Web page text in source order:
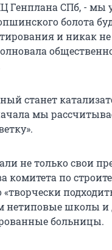
Генплана СПб, - мы
болота
и никак
станет
мы
не только свои
комитета по
школы и
больницы.